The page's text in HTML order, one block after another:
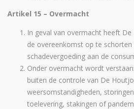
Artikel 15 – Overmacht
In geval van overmacht heeft
de overeenkomst op te
schadevergoeding aan de
Onder overmacht wordt
buiten de controle van De
weersomstandigheden,
toelevering, stakingen of